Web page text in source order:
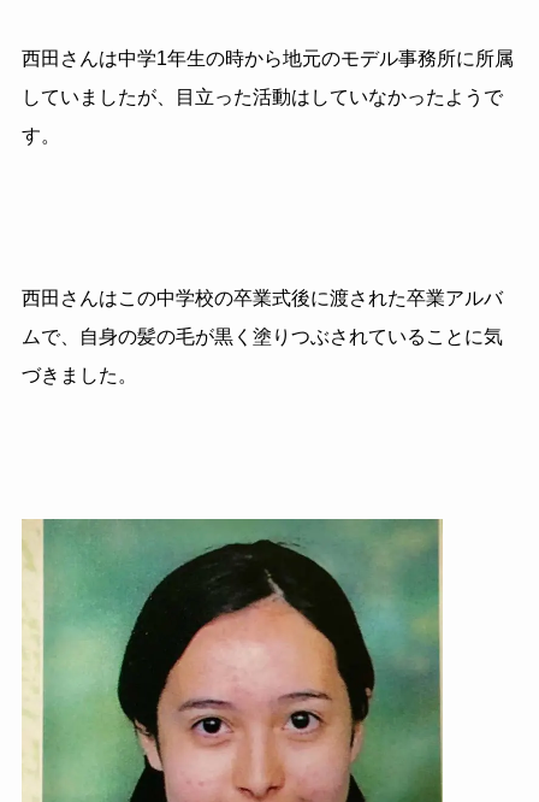
西田さんは中学1年生の時から地元のモデル事務所に所属
していましたが、目立った活動はしていなかったようで
す。
西田さんはこの中学校の卒業式後に渡された卒業アルバ
ムで、自身の髪の毛が黒く塗りつぶされていることに気
づきました。